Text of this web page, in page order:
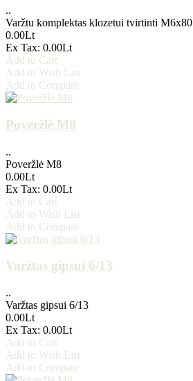
..
Varžtu komplektas klozetui tvirtinti M6x80
0.00Lt
Ex Tax: 0.00Lt
Add to Cart
Add to Wish List
Add to Compare
Poveržlė M8
..
Poveržlė M8
0.00Lt
Ex Tax: 0.00Lt
Add to Cart
Add to Wish List
Add to Compare
Varžtas gipsui 6/13
..
Varžtas gipsui 6/13
0.00Lt
Ex Tax: 0.00Lt
Add to Cart
Add to Wish List
Add to Compare